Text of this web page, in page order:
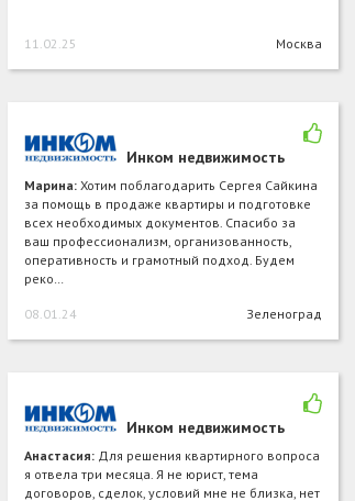
11.02.25 Москва
Инком недвижимость
Марина: Хотим поблагодарить Сергея Сайкина
за помощь в продаже квартиры и подготовке
всех необходимых документов. Спасибо за
ваш профессионализм, организованность,
оперативность и грамотный подход. Будем
реко…
08.01.24 Зеленоград
Инком недвижимость
Анастасия: Для решения квартирного вопроса
я отвела три месяца. Я не юрист, тема
договоров, сделок, условий мне не близка, нет